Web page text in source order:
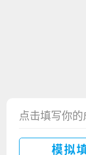
点击填写你的
模拟